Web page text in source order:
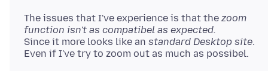
The issues that I've experience is that the zoom
function isn't as compatibel as expected.
Since it more looks like an standard Desktop site.